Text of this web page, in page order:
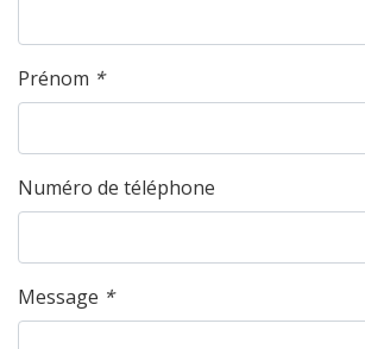
Prénom *
Numéro de téléphone
Message *